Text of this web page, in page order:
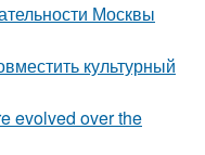
Москвы
культурный
evolved over the